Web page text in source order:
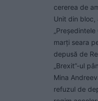
cererea de
Unit din
marţi seara
depusă de
„Brexit”-ul
Mina
refuzul de